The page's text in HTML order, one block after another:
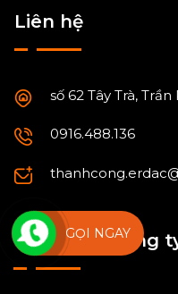
Liên hệ
số 62 Tây Trà,
0916.488.136
Thông tin công
GỌI NGAY